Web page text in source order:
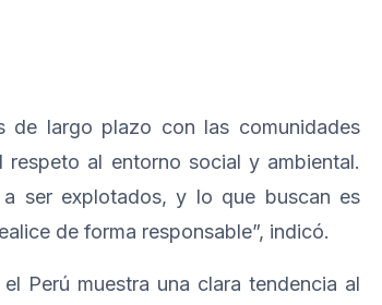
de largo plazo con las comunidades
al entorno social y ambiental.
a ser explotados, y lo que buscan es
de forma responsable”, indicó.
Perú muestra una clara tendencia al